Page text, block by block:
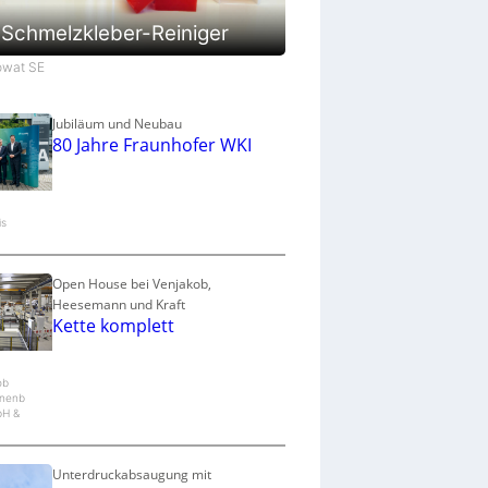
u
p
e
s
Reiniger
SE
Jubiläum und Neubau
80 Jahre Fraunhofer WKI
&
Open House bei Venjakob,
Heesemann und Kraft
Kette komplett
Unterdruckabsaugung mit